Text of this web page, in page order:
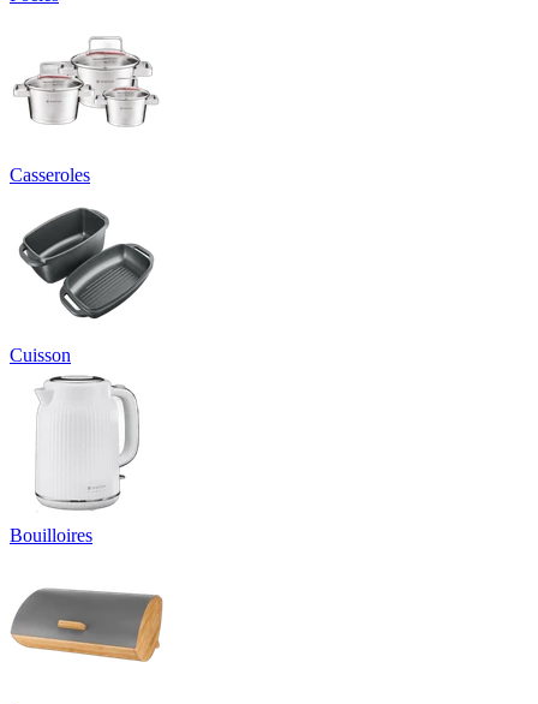
Casseroles
Cuisson
Bouilloires